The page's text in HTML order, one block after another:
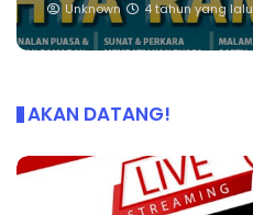
Unknown 4 tahun yang lalu
AKAN DATANG!